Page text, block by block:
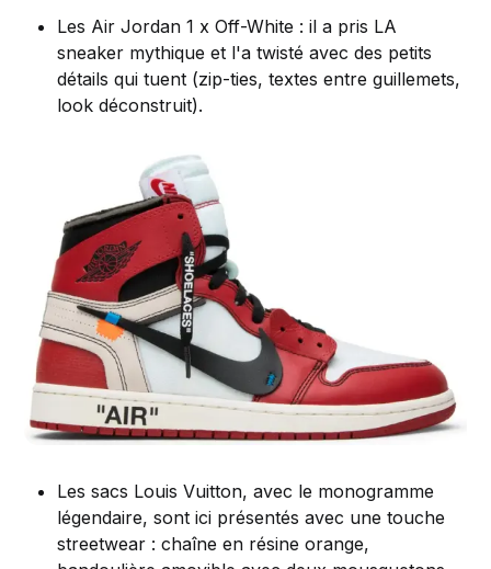
Les Air Jordan 1 x Off-White : il a pris LA
sneaker mythique et l'a twisté avec des petits
détails qui tuent (zip-ties, textes entre guillemets,
look déconstruit).
Les sacs Louis Vuitton, avec le monogramme
légendaire, sont ici présentés avec une touche
streetwear : chaîne en résine orange,